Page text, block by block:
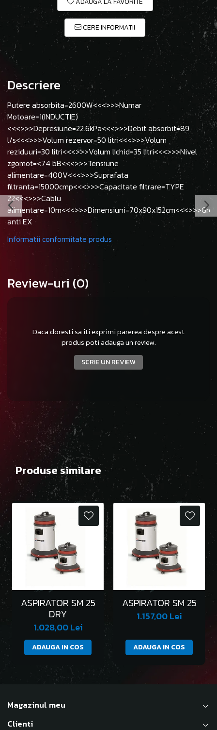
CERE INFORMATII
Descriere
Putere absorbita=2600W<<<>>>Numar
Motoare=1(INDUCTIE)
<<<>>>Depresiune=22.6kPa<<<>>>Debit absorbit=89
l/s<<<>>>Volum rezervor=50 litri<<<>>>Volum
reziduuri=30 litri<<<>>>Volum lichid=35 litri<<<>>>Nivel
zgomot=<74 bB<<<>>>Tensiune
alimentare=400V<<<>>>Suprafata
filtranta=15000cmp<<<>>>Capacitate filtrare=TYPE
22<<<>>>Cablu
anti EX
Informatii conformitate produs
Review-uri (0)
Daca doresti sa iti exprimi parerea despre acest
produs poti adauga un review.
SCRIE UN REVIEW
Produse similare
ASPIRATOR SM 25
DRY
1.028,00 Lei
ADAUGA IN COS
ASPIRATOR SM 25
1.157,00 Lei
ADAUGA IN COS
Magazinul meu
Clienti